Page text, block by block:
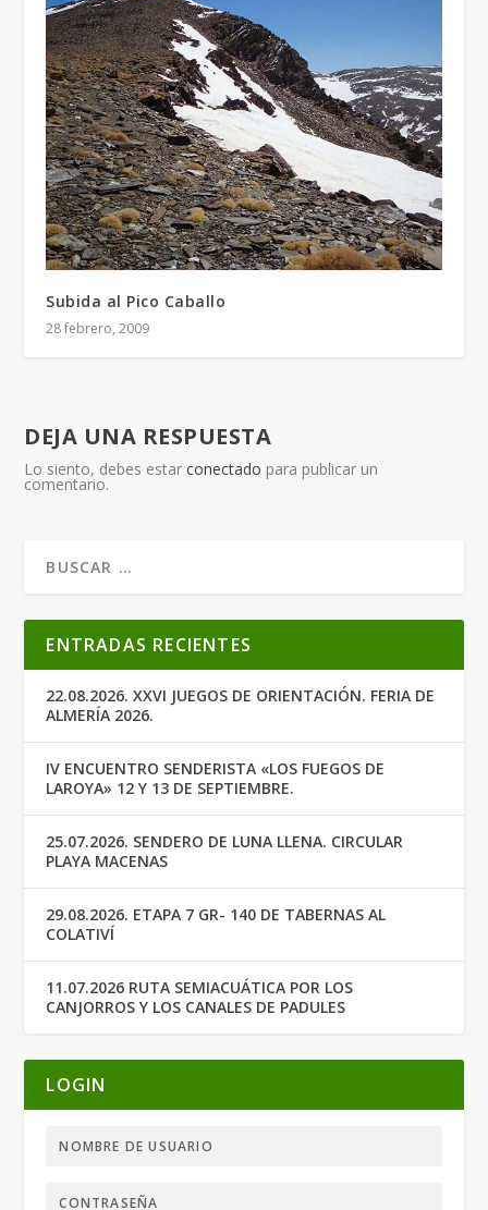
Subida al Pico Caballo
28 febrero, 2009
DEJA UNA RESPUESTA
Lo siento, debes estarconectado para publicar un
comentario.
ENTRADAS RECIENTES
22.08.2026. XXVI JUEGOS DE ORIENTACIÓN. FERIA DE
ALMERÍA 2026.
IV ENCUENTRO SENDERISTA «LOS FUEGOS DE
LAROYA» 12 Y 13 DE SEPTIEMBRE.
25.07.2026. SENDERO DE LUNA LLENA. CIRCULAR
PLAYA MACENAS
29.08.2026. ETAPA 7 GR- 140 DE TABERNAS AL
COLATIVÍ
11.07.2026 RUTA SEMIACUÁTICA POR LOS
CANJORROS Y LOS CANALES DE PADULES
LOGIN